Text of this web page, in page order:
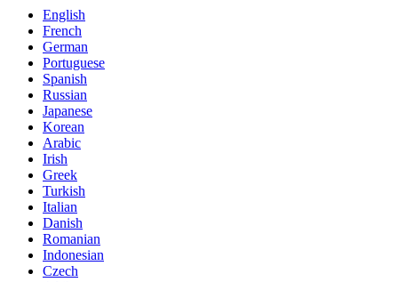
English
French
German
Portuguese
Spanish
Russian
Japanese
Korean
Arabic
Irish
Greek
Turkish
Italian
Danish
Romanian
Indonesian
Czech